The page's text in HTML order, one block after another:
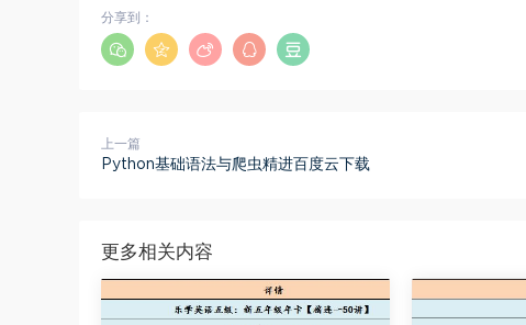
分享到：
上一篇
Python基础语法与爬虫精进百度云下载
更多相关内容